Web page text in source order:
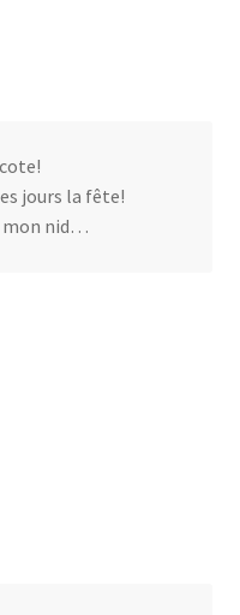
jours la fête!
mon nid…